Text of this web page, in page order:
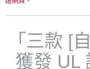
｢三款 [
獲發 UL